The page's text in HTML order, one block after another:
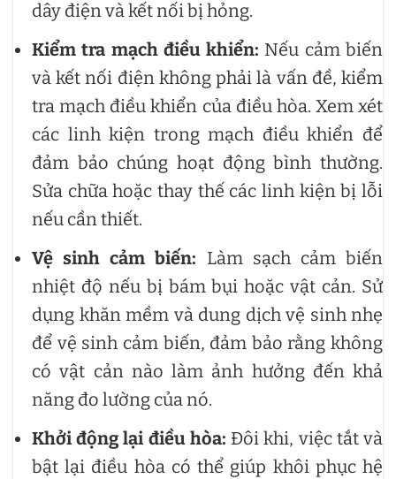
dây điện và kết nối bị hỏng.
Kiểm tra mạch điều khiển: Nếu cảm biến
và kết nối điện không phải là vấn đề, kiểm
tra mạch điều khiển của điều hòa. Xem xét
các linh kiện trong mạch điều khiển để
đảm bảo chúng hoạt động bình thường.
Sửa chữa hoặc thay thế các linh kiện bị lỗi
nếu cần thiết.
Vệ sinh cảm biến: Làm sạch cảm biến
nhiệt độ nếu bị bám bụi hoặc vật cản. Sử
dụng khăn mềm và dung dịch vệ sinh nhẹ
để vệ sinh cảm biến, đảm bảo rằng không
có vật cản nào làm ảnh hưởng đến khả
năng đo lường của nó.
Khởi động lại điều hòa: Đôi khi, việc tắt và
bật lại điều hòa có thể giúp khôi phục hệ